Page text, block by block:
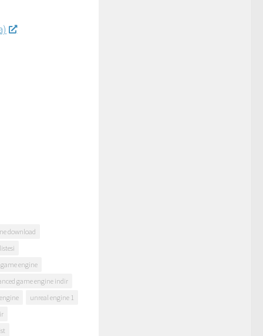
download
engine
game engine indir
unreal engine 1